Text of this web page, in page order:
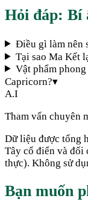
Hỏi đáp: Bí
Điều gì làm nên
Tại sao Ma Kết
Vật phẩm
Capricorn?▾
A.I
Tham vấn chuyên
Dữ liệu được tổng
Tây cổ điển và đối
thực). Không sử
Bạn muốn